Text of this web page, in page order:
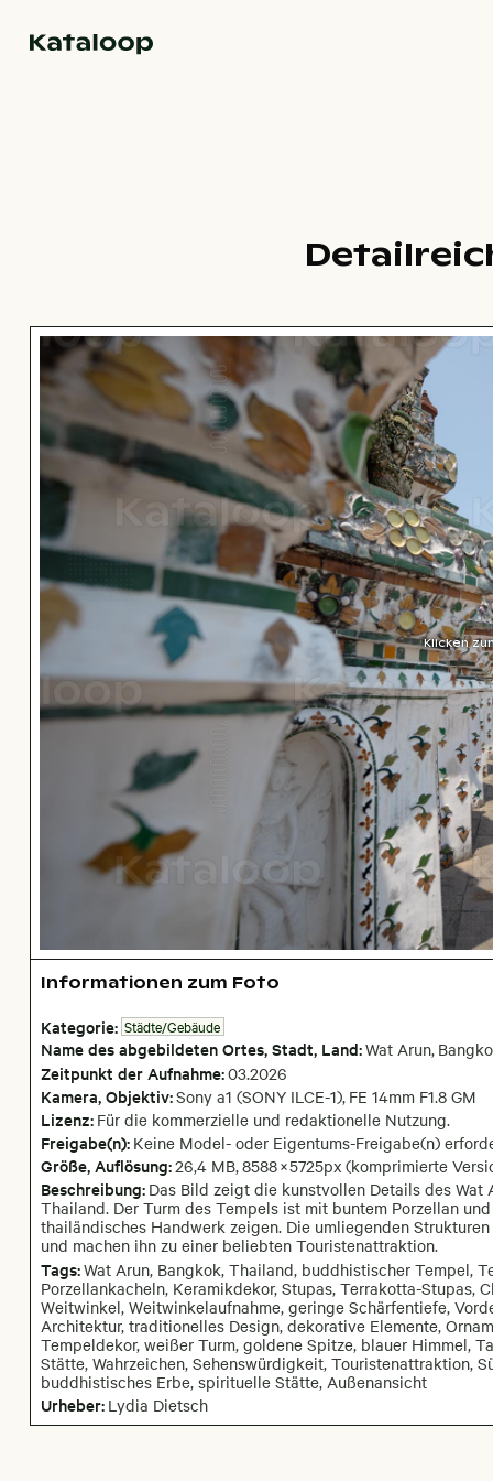
Klicken
Informationen zum Foto
Kategorie: Städte/Gebäude
Name des abgebildeten Ortes,Stadt, Land:Wat Arun,
Zeitpunkt der Aufnahme:03.2026
Kamera, Objektiv:Sony a1 (SONY ILCE-1), FE 14mm F1.8 GM
Lizenz: Für die kommerzielle und redaktionelle Nutzung.
Freigabe(n): Keine Model- oder Eigentums-Freigabe(n)
Größe, Auflösung:26,4 MB,8588×5725px (komprimierte
Beschreibung: Das Bild zeigt die kunstvollen Details des
Thailand. Der Turm des Tempels ist mit buntem Porzellan
thailändisches Handwerk zeigen. Die umliegenden
und machen ihn zu einer beliebten Touristenattraktion.
Tags:Wat Arun, Bangkok, Thailand, buddhistischer Tempel,
Porzellankacheln, Keramikdekor, Stupas, Terrakotta-Stupas,
Weitwinkel, Weitwinkelaufnahme, geringe Schärfentiefe,
Architektur, traditionelles Design, dekorative Elemente,
Tempeldekor, weißer Turm, goldene Spitze, blauer Himmel,
Stätte, Wahrzeichen, Sehenswürdigkeit, Touristenattraktion,
buddhistisches Erbe, spirituelle Stätte, Außenansicht
Urheber: Lydia Dietsch